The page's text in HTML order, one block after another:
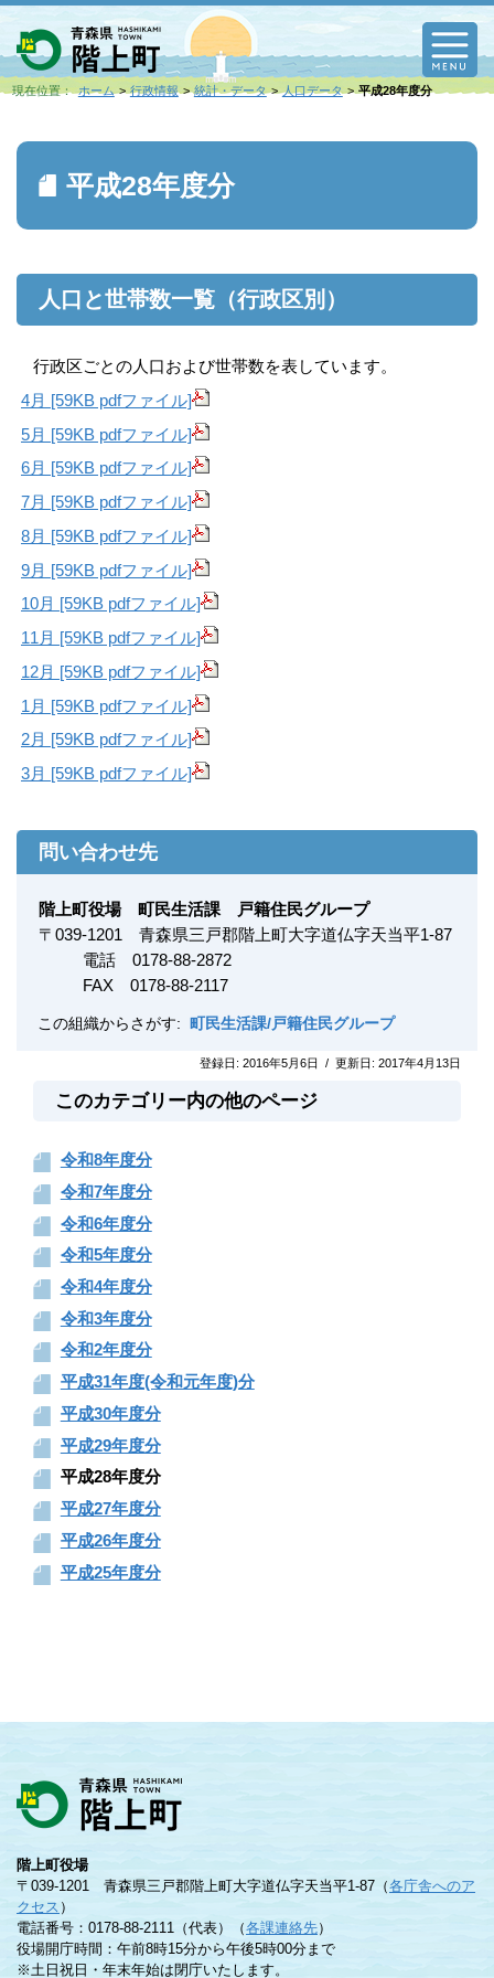
現在位置： ホーム 行政情報 統計・データ 人口データ 平成28年度分
平成28年度分
人口と世帯数一覧（行政区別）
行政区ごとの人口および世帯数を表しています。
4月 [59KB pdfファイル]
5月 [59KB pdfファイル]
6月 [59KB pdfファイル]
7月 [59KB pdfファイル]
8月 [59KB pdfファイル]
9月 [59KB pdfファイル]
10月 [59KB pdfファイル]
11月 [59KB pdfファイル]
12月 [59KB pdfファイル]
1月 [59KB pdfファイル]
2月 [59KB pdfファイル]
3月 [59KB pdfファイル]
問い合わせ先
階上町役場 町民生活課 戸籍住民グループ
〒 039-1201
青森県三戸郡階上町大字道仏字天当平1-87
電話 0178-88-2872
FAX 0178-88-2117
この組織からさがす: 町民生活課/戸籍住民グループ
登録日: 2016年5月6日 / 更新日: 2017年4月13日
このカテゴリー内の他のページ
令和8年度分
令和7年度分
令和6年度分
令和5年度分
令和4年度分
令和3年度分
令和2年度分
平成31年度(令和元年度)分
平成30年度分
平成29年度分
平成28年度分
平成27年度分
平成26年度分
平成25年度分
階上町役場
〒039-1201 青森県三戸郡階上町大字道仏字天当平1-87（各庁舎へのア
クセス ）
電話番号：0178-88-2111（代表）（各課連絡先）
役場開庁時間：午前8時15分から午後5時00分まで
※土日祝日・年末年始は閉庁いたします。